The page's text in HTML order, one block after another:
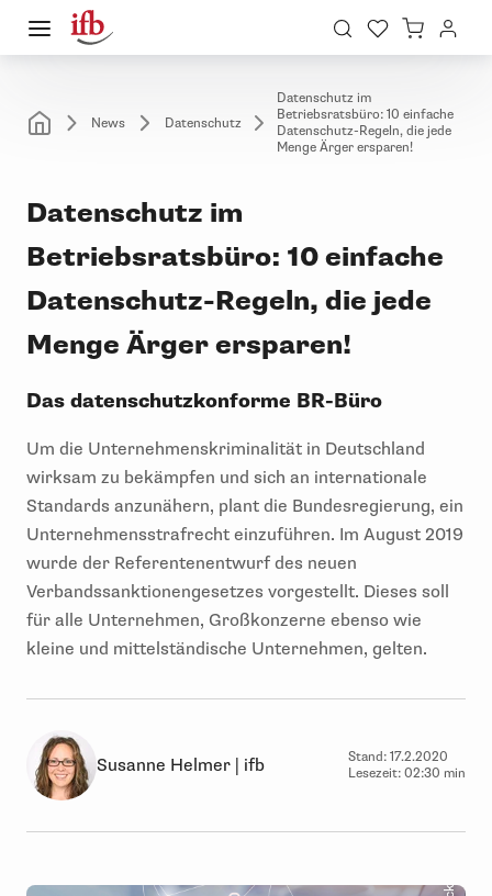
News Datenschutz
Datenschutz im
Betriebsratsbüro: 10 einfache
Datenschutz-Regeln, die jede
Menge Ärger ersparen!
Datenschutz im
Betriebsratsbüro: 10 einfache
Datenschutz-Regeln, die jede
Menge Ärger ersparen!
Das datenschutzkonforme BR-Büro
Um die Unternehmenskriminalität in Deutschland
wirksam zu bekämpfen und sich an internationale
Standards anzunähern, plant die Bundesregierung, ein
Unternehmensstrafrecht einzuführen. Im August 2019
wurde der Referentenentwurf des neuen
Verbandssanktionengesetzes vorgestellt. Dieses soll
für alle Unternehmen, Großkonzerne ebenso wie
kleine und mittelständische Unternehmen, gelten.
Susanne Helmer | ifb Stand: 17.2.2020
Lesezeit: 02:30 min